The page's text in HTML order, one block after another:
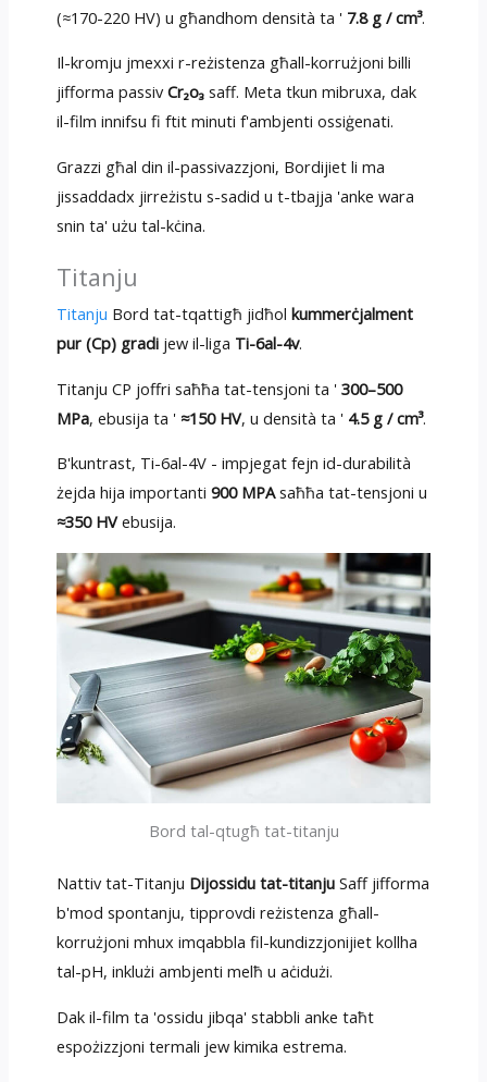
(≈170-220 HV) u għandhom densità ta ' 7.8 g / cm³.
Il-kromju jmexxi r-reżistenza għall-korrużjoni billi
jifforma passivCr₂o₃saff. Meta tkun mibruxa, dak
il-film innifsu fi ftit minuti f'ambjenti ossiġenati.
Grazzi għal din il-passivazzjoni, Bordijiet li ma
jissaddadx jirreżistu s-sadid u t-tbajja 'anke wara
snin ta' użu tal-kċina.
Titanju
Titanju Bord tat-tqattigħ jidħol kummerċjalment
pur (Cp) gradijew il-liga Ti-6al-4v.
Titanju CP joffri saħħa tat-tensjoni ta ' 300–500
MPa, ebusija ta ' ≈150 HV, u densità ta ' 4.5 g / cm³.
B'kuntrast, Ti-6al-4V - impjegat fejn id-durabilità
żejda hija importanti 900 MPAsaħħa tat-tensjoni u
≈350 HVebusija.
Bord tal-qtugħ tat-titanju
Nattiv tat-Titanju Dijossidu tat-titanjuSaff jifforma
b'mod spontanju, tipprovdi reżistenza għall-
korrużjoni mhux imqabbla fil-kundizzjonijiet kollha
tal-pH, inklużi ambjenti melħ u aċidużi.
Dak il-film ta 'ossidu jibqa' stabbli anke taħt
espożizzjoni termali jew kimika estrema.